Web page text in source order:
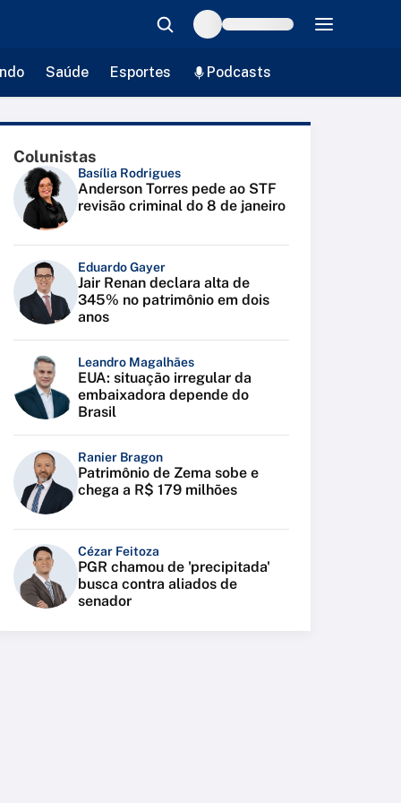
Saúde Esportes Podcasts
Colunistas
Basília Rodrigues
Anderson Torres pede ao STF
revisão criminal do 8 de janeiro
Eduardo Gayer
Jair Renan declara alta de
345% no patrimônio em dois
anos
Leandro Magalhães
EUA: situação irregular da
embaixadora depende do
Brasil
Ranier Bragon
Patrimônio de Zema sobe e
chega a R$ 179 milhões
Cézar Feitoza
PGR chamou de 'precipitada'
busca contra aliados de
senador